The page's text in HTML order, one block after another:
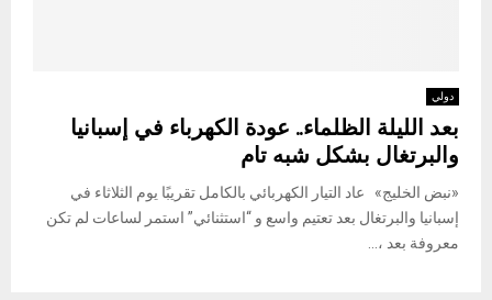
دولي
بعد الليلة الظلماء.. عودة الكهرباء في إسبانيا
والبرتغال بشكل شبه تام
«نبض الخليج» عاد التيار الكهربائي بالكامل تقريبًا يوم الثلاثاء في
إسبانيا والبرتغال بعد تعتيم واسع و “استثنائي” استمر لساعات لم تكن
معروفة بعد ،...